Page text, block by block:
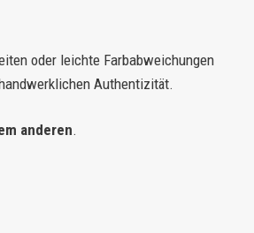
oder leichte Farbabweichungen
Authentizität.
anderen.